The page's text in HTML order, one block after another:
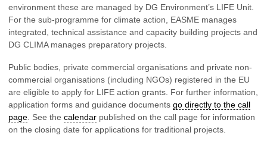
environment these are managed by DG Environment’s LIFE Unit.
For the sub-programme for climate action, EASME manages
integrated, technical assistance and capacity building projects and
DG CLIMA manages preparatory projects.
Public bodies, private commercial organisations and private non-
commercial organisations (including NGOs) registered in the EU
are eligible to apply for LIFE action grants. For further information,
application forms and guidance documents go directly to the call
page . See the calendar published on the call page for information
on the closing date for applications for traditional projects.